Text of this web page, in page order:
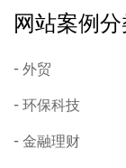
网站案例
外贸
环保科技
金融理财